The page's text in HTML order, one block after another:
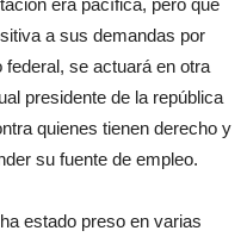
era pacífica, pero que
a sus demandas por
se actuará en otra
presidente de la república
quienes tienen derecho y
su fuente de empleo.
estado preso en varias